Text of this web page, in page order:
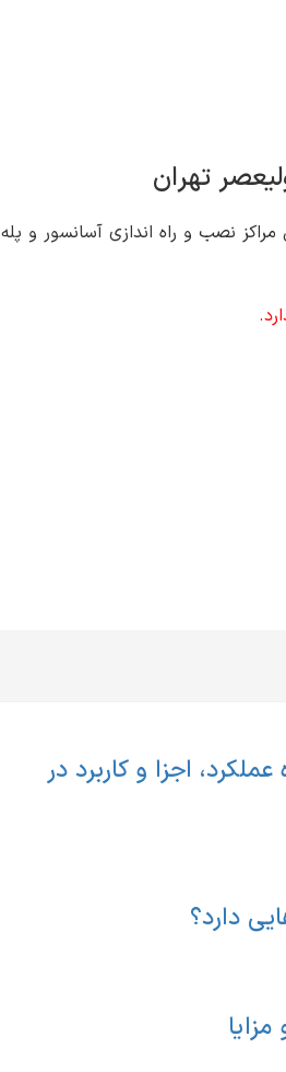
تهران
نصب و راه اندازی آسانسور و پله
اجزا و کاربرد در
دارد؟